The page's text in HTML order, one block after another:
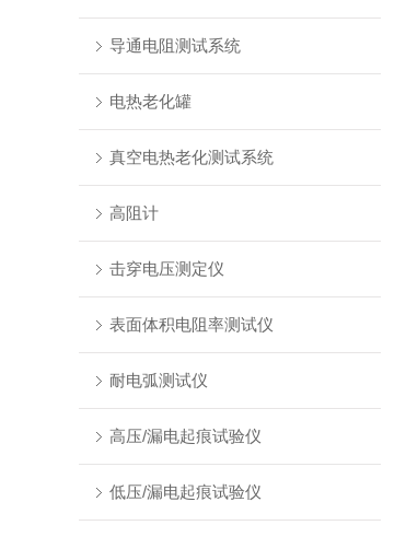
导通电阻测试系统
电热老化罐
真空电热老化测试系统
高阻计
击穿电压测定仪
表面体积电阻率测试仪
耐电弧测试仪
高压/漏电起痕试验仪
低压/漏电起痕试验仪